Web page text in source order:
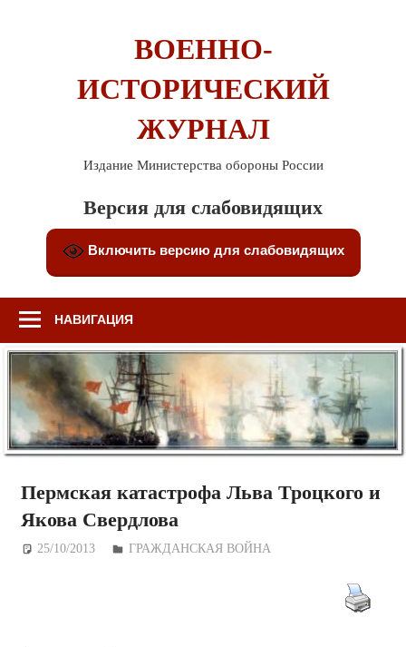
ВОЕННО-
ИСТОРИЧЕСКИЙ
ЖУРНАЛ
Издание Министерства обороны России
Версия для слабовидящих
Включить версию для слабовидящих
НАВИГАЦИЯ
Пермская катастрофа Льва Троцкого и
Якова Свердлова
25/10/2013 Дежурный по Редакции
ГРАЖДАНСКАЯ ВОЙНА